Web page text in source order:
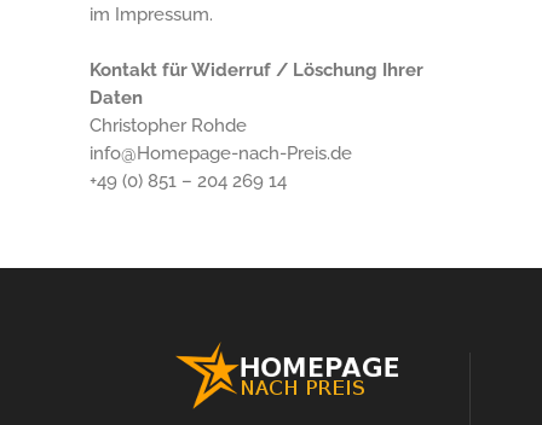
im Impressum.
Kontakt für Widerruf / Löschung Ihrer
Daten
Christopher Rohde
info@Homepage-nach-Preis.de
+49 (0) 851 – 204 269 14